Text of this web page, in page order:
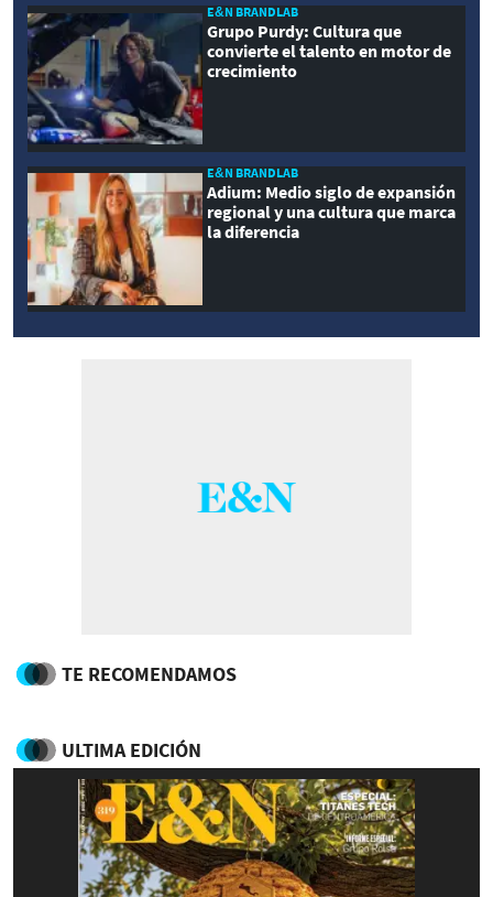
E&N BRANDLAB
Grupo Purdy: Cultura que
convierte el talento en motor de
crecimiento
E&N BRANDLAB
Adium: Medio siglo de expansión
regional y una cultura que marca
la diferencia
TE RECOMENDAMOS
ULTIMA EDICIÓN